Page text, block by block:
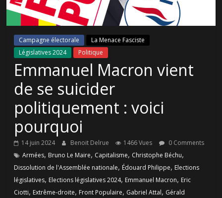
Campagne électorale
La Menace Fasciste
Législatives 2024
Politique
Emmanuel Macron vient
de se suicider
politiquement : voici
pourquoi
14 juin 2024 Benoit Delrue 1466 Vues
0 Comments
Armées, Bruno Le Maire, Capitalisme, Christophe Béchu,
Dissolution de l'Assemblée nationale, Édouard Philippe, Elections
législatives, Elections législatives 2024, Emmanuel Macron, Eric
Ciotti, Extrême-droite, Front Populaire, Gabriel Attal, Gérald